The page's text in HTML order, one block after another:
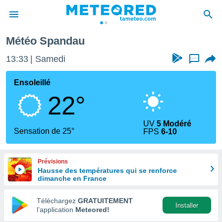
de
en
Météo Spandau
13:33 Samedi ...
Ensoleillé
22°
Sensation de 25°
UV5 Modéré
FPS6-10
Prévisions
Hausse des températures qui se renforce
dimanche en France
Téléchargez GRATUITEMENT
l’application Meteored!
Installer